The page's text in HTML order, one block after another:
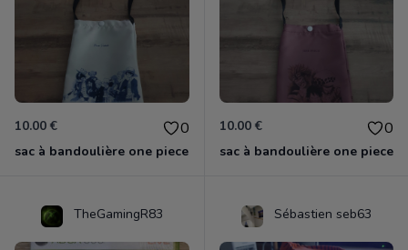
10.00 € 0
sac à bandoulière one piece
10.00 € 0
sac à bandoulière one piece
TheGamingR83 Sébastien seb63